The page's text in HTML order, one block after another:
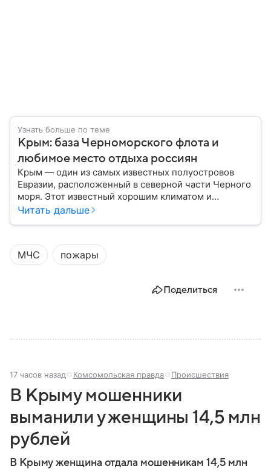
Узнать больше по теме
Крым: база Черноморского флота и
любимое место отдыха россиян
Крым — один из самых известных полуостровов
Евразии, расположенный в северной части Черного
моря. Этот известный хорошим климатом и
красивой природой регион имеет также огромное
государства к другому, а его географическое
положение сделало полуостров ключевой точкой
по контролю Черного моря.
Читать дальше
МЧС пожары
Поделиться
17 часов назад Комсомольская правда Происшествия
В Крыму мошенники
выманили у женщины 14,5 млн
рублей
В Крыму женщина отдала мошенникам 14,5 млн